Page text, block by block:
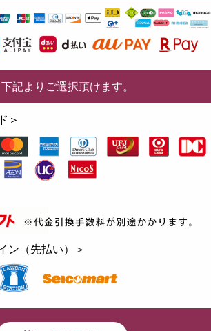
記よりご選択頂けます。
＞
ン（先払い）＞